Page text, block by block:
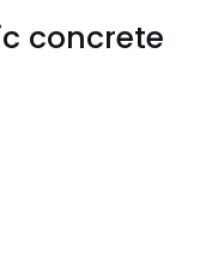
concrete